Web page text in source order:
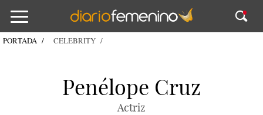
PORTADA CELEBRITY
Penélope Cruz
Actriz